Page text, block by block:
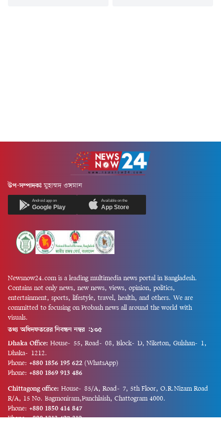
উপ-সম্পাদকঃ মুহাম্মদ ওসমান
Android app on
Google Play
Available on the
App Store
Newsnow24.com is a leading multimedia news portal in Bangladesh.
Contains not only news, new news, views, opinion, politics,
entertainment, sports, lifestyle, travel, health, and others. We are
committed to focusing on Probash news all around the world with
visuals.
তথ্য অধিদফতরের নিবন্ধন নম্বর :১৩৫
Dhaka Office: House-55, Road-08, Block-D, Niketon, Gulshan-1,
Dhaka-1212.
Phone: +880 1856 195 622 (WhatsApp)
Phone: +880 1869 913 486
Chittagong office: House-85/A, Road-7, 5th Floor, O.R.Nizam Road
R/A, 15 No. Bagmoniram,Panchlaish, Chattogram 4000.
Phone: +880 1850 414 847
Phone: +880 1313 427 319